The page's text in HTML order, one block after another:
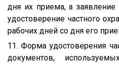
дня их приема, а
удостоверение частного
рабочих дней со дня его
11. Форма удостоверения
документов,